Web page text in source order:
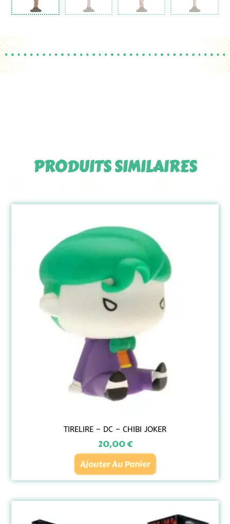
PRODUITS SIMILAIRES
TIRELIRE – DC – CHIBI JOKER
20,00€
Ajouter Au Panier